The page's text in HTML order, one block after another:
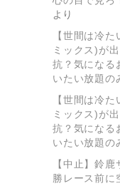
より
【世間は冷
ミックス)が
抗？気になる
いたい放題の
【世間は冷
ミックス)が
抗？気になる
いたい放題の
【中止】鈴
勝レース前に